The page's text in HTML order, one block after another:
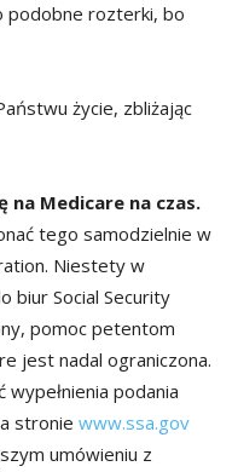
podobne rozterki, bo
życie, zbliżając
na Medicare na czas.
tego samodzielnie w
Niestety w
biur Social Security
pomoc petentom
jest nadal ograniczona.
podania
stronie www.ssa.gov
umówieniu z